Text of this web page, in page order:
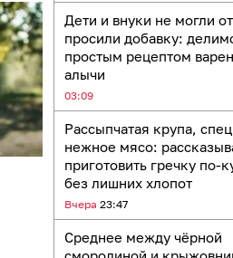
Дети и внуки не могли
просили добавку:
простым рецептом
алычи
03:09
Рассыпчатая крупа,
нежное мясо:
приготовить гречку по-
без лишних хлопот
Вчера 23:47
Среднее между чёрной